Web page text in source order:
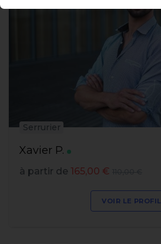
Xavier P.
Serrurier
à partir de 165,00 €
VOIR LE PROFIL